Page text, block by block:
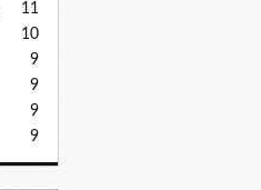
11
10
9
9
9
9